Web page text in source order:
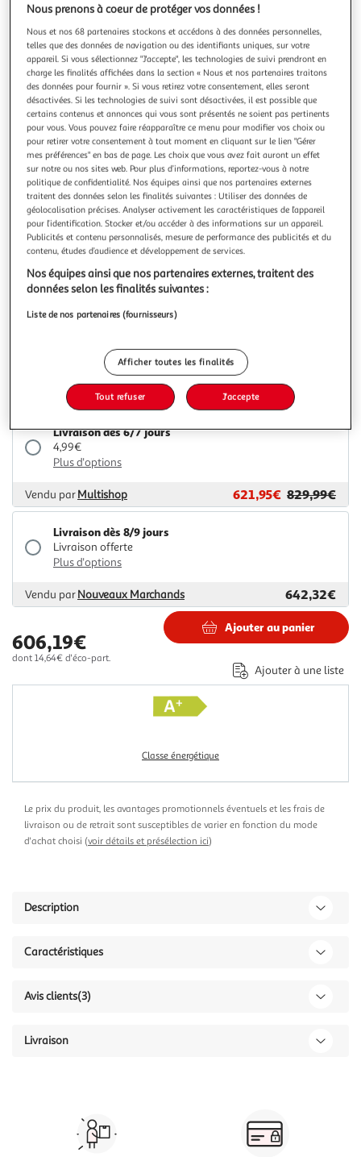
précédentesuivante
5.0 (3)
BOSCH
Four intégrable multifonction 71l 60cm pyrolyse blanc
- hba572bw3f
Bosch HBA572BW3F Le four intégrable série 4
HBA572BW3F de Bosch associé à la plaque chauffante Air
Fry permet de réaliser des fritures avec peu huile.De plus,
cet électroménager de 71 litres dispose également de 7
autres modes de cuisson : Hotair 3D, convection naturelle,
gril air pulsé, position pi
En savoir +
Vendu parIcoza
Livraison dès 1/2 semaines
Retrait offert dès 35€
Vendu parIcoza
Livraison offerte
Plus d'options
Vendu par GpasPlus 607,19€
Livraison dès 6/7 jours
4,99€
Plus d'options
Vendu parMultishop 621,95€ 829,99€
Livraison dès 8/9 jours
Livraison offerte
Plus d'options
Vendu parNouveaux Marchands 642,32€
606,19€
dont 14,64€ d'éco-part.
Ajouter au panier
Ajouter à une liste
Classe énergétique
Le prix du produit, les avantages promotionnels éventuels et les frais de
livraison ou de retrait sont susceptibles de varier en fonction du mode
d'achat choisi (voir détails et présélection ici)
Description
Caractéristiques
Avis clients(3)
Livraison
Nous prenons à coeur de protéger vos données !
Nous et nos 68 partenaires stockons et accédons à des données personnelles,
telles que des données de navigation ou des identifiants uniques, sur votre
appareil. Si vous sélectionnez "J'accepte", les technologies de suivi prendront en
charge les finalités affichées dans la section « Nous et nos partenaires traitons
des données pour fournir ». Si vous retirez votre consentement, elles seront
désactivées. Si les technologies de suivi sont désactivées, il est possible que
certains contenus et annonces qui vous sont présentés ne soient pas pertinents
pour vous. Vous pouvez faire réapparaître ce menu pour modifier vos choix ou
pour retirer votre consentement à tout moment en cliquant sur le lien "Gérer
mes préférences" en bas de page. Les choix que vous avez fait auront un effet
sur notre ou nos sites web. Pour plus d’informations, reportez-vous à notre
politique de confidentialité. Nos équipes ainsi que nos partenaires externes
traitent des données selon les finalités suivantes : Utiliser des données de
géolocalisation précises. Analyser activement les caractéristiques de l’appareil
pour l’identification. Stocker et/ou accéder à des informations sur un appareil.
Publicités et contenu personnalisés, mesure de performance des publicités et du
contenu, études d’audience et développement de services.
Nos équipes ainsi que nos partenaires externes, traitent des
données selon les finalités suivantes :
Liste de nos partenaires (fournisseurs)
Afficher toutes les finalités
Tout refuser J'accepte